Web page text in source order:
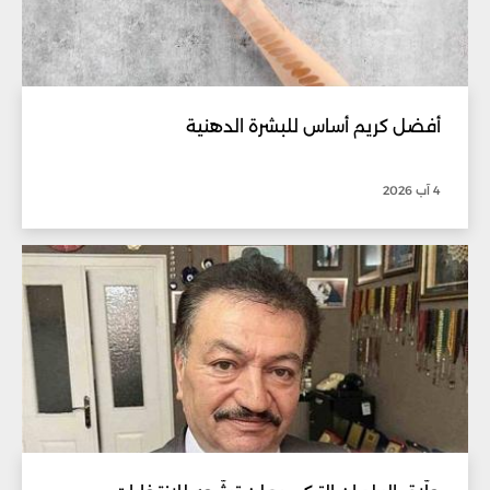
أفضل كريم أساس للبشرة الدهنية
4 آب 2026